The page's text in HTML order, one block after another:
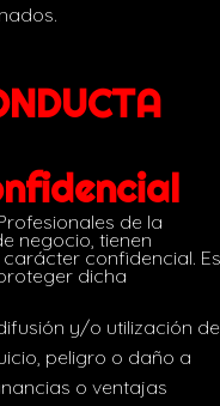
de la
negocio, tienen
confidencial. Es
dicha
y/o utilización de
peligro o daño a
o ventajas